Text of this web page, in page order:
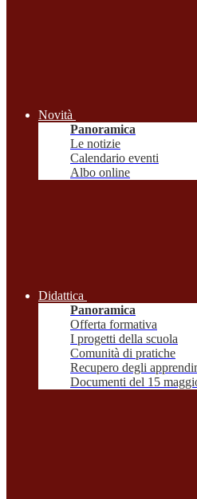
Novità
Panoramica
Le notizie
Calendario eventi
Albo online
Didattica
Panoramica
Offerta formativa
I progetti della scuola
Comunità di pratiche
Recupero degli
Documenti del 15